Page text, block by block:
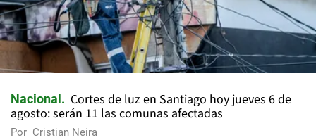
Nacional
Cortes de luz en Santiago hoy jueves 6 de
agosto: serán 11 las comunas afectadas
Por Cristian Neira